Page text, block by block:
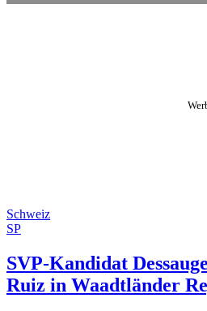
Schweiz
SP
SVP-Kandidat
Ruiz in Waadtländer